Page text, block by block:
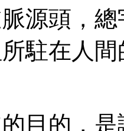
源頭，
所駐在人
目的，